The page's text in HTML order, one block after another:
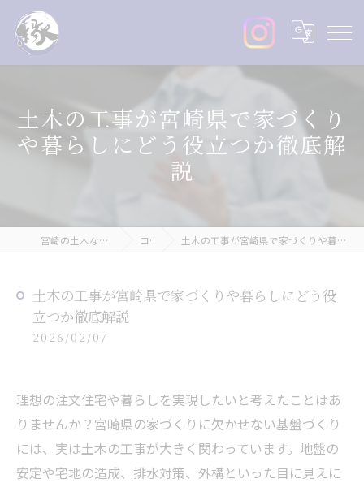
土木の工事が宮崎県で家づくり
や暮らしにどう役立つか徹底解
説
宮崎の土木なら株式会社縁丸 コラム 土木の工事が宮崎県で家づくりや暮らしにどう役立つか徹底解説
土木の工事が宮崎県で家づくりや暮らしにどう役
立つか徹底解説
2026/02/07
理想の注文住宅や暮らしを実現したいと考えたことはあ
りませんか？宮崎県の家づくりに欠かせない基盤づくり
には、実は土木の工事が大きく関わっています。地盤の
安定や宅地の造成、排水対策、外構といった目に見えに